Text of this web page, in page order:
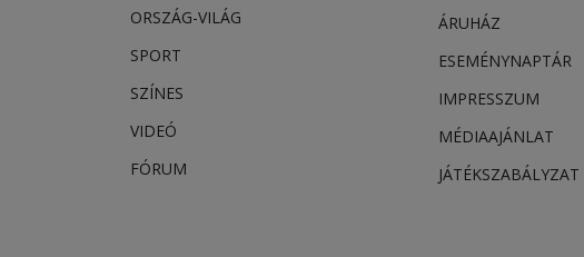
ORSZÁG-VILÁG
SPORT
SZÍNES
VIDEÓ
FÓRUM
ÁRUHÁZ
ESEMÉNYNAPTÁR
IMPRESSZUM
MÉDIAAJÁNLAT
JÁTÉKSZABÁLYZAT